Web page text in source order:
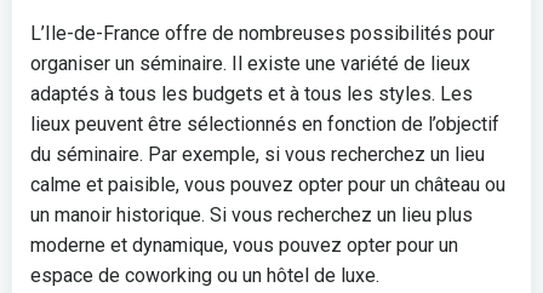
L’Ile-de-France offre de nombreuses possibilités pour
organiser un séminaire. Il existe une variété de lieux
adaptés à tous les budgets et à tous les styles. Les
lieux peuvent être sélectionnés en fonction de l’objectif
du séminaire. Par exemple, si vous recherchez un lieu
calme et paisible, vous pouvez opter pour un château ou
un manoir historique. Si vous recherchez un lieu plus
moderne et dynamique, vous pouvez opter pour un
espace de coworking ou un hôtel de luxe.